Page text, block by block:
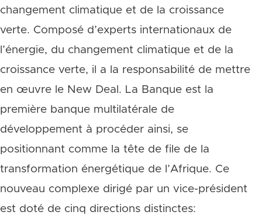
changement climatique et de la croissance
verte. Composé d’experts internationaux de
l’énergie, du changement climatique et de la
croissance verte, il a la responsabilité de mettre
en œuvre le New Deal. La Banque est la
première banque multilatérale de
développement à procéder ainsi, se
positionnant comme la tête de file de la
transformation énergétique de l’Afrique. Ce
nouveau complexe dirigé par un vice-président
est doté de cinq directions distinctes: